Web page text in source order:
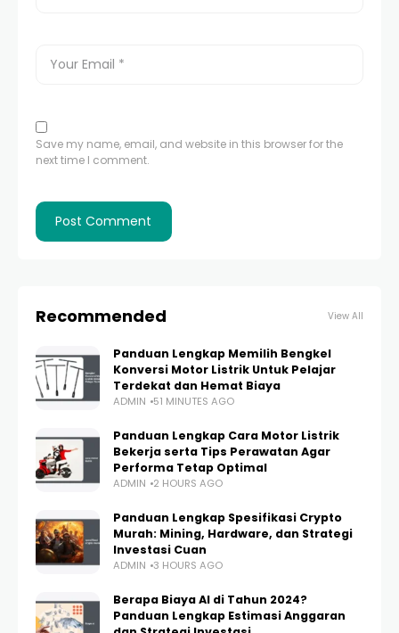
Save my name, email, and website in this browser for the
next time I comment.
Recommended View All
Panduan Lengkap Memilih Bengkel
Konversi Motor Listrik Untuk Pelajar
Terdekat dan Hemat Biaya
ADMIN 51 MINUTES AGO
Panduan Lengkap Cara Motor Listrik
Bekerja serta Tips Perawatan Agar
Performa Tetap Optimal
ADMIN 2 HOURS AGO
Panduan Lengkap Spesifikasi Crypto
Murah: Mining, Hardware, dan Strategi
Investasi Cuan
ADMIN 3 HOURS AGO
Berapa Biaya AI di Tahun 2024?
Panduan Lengkap Estimasi Anggaran